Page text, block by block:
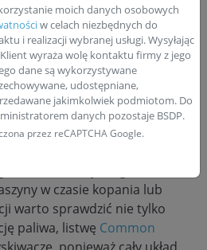
objawy uszkodzonej
Najczęściej są to trudny
nierówna praca silnika,
lub gaśnięcie pod
pompy?Poza
z uruchomieniem mogą
paliwa, metaliczne
w czasie kopania lub
warto sprawdzić nie tylko
paliwa, listwę Common
moich danych osobowych
w celach niezbędnych do
i realizacji wybranej usługi. Wysyłając
wyraża wolę kontaktu firmy z jego
dane są wykorzystywane
udostępniane,
jakimkolwiek podmiotom. Do
danych pozostaje BSDP.
przez reCAPTCHA Google.